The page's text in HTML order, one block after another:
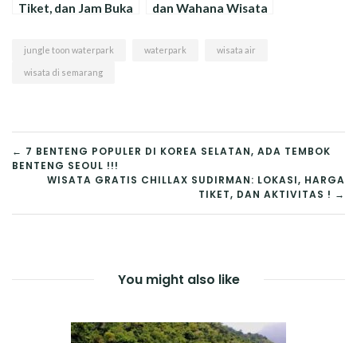
Tiket, dan Jam Buka
dan Wahana Wisata
jungle toon waterpark waterpark wisata air
wisata di semarang
NAVIGASI
POS
← 7 BENTENG POPULER DI KOREA SELATAN, ADA TEMBOK
BENTENG SEOUL !!!
WISATA GRATIS CHILLAX SUDIRMAN: LOKASI, HARGA
TIKET, DAN AKTIVITAS ! →
You might also like